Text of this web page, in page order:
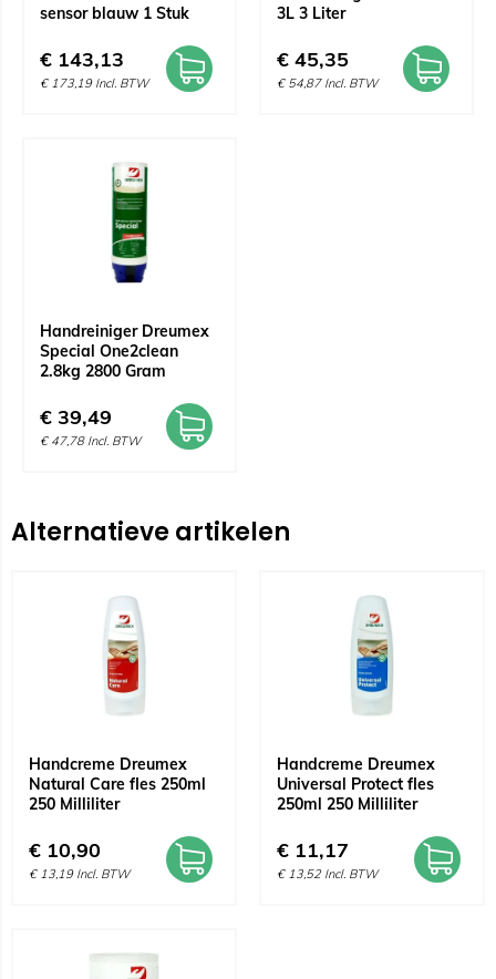
sensor blauw 1 Stuk
€ 143,13
€ 173,19 Incl. BTW
3L 3 Liter
€ 45,35
€ 54,87 Incl. BTW
Handreiniger Dreumex
Special One2clean
2.8kg 2800 Gram
€ 39,49
€ 47,78 Incl. BTW
Alternatieve artikelen
Handcreme Dreumex
Natural Care fles 250ml
250 Milliliter
€ 10,90
€ 13,19 Incl. BTW
Handcreme Dreumex
Universal Protect fles
250ml 250 Milliliter
€ 11,17
€ 13,52 Incl. BTW